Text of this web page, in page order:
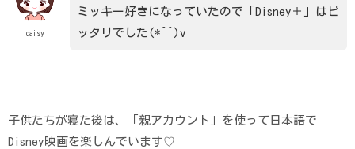
daisy
ミッキー好きになっていたので「Disney＋」はピ
ッタリでした(*^^)v
子供たちが寝た後は、「親アカウント」を使って日本語で
Disney映画を楽しんでいます♡